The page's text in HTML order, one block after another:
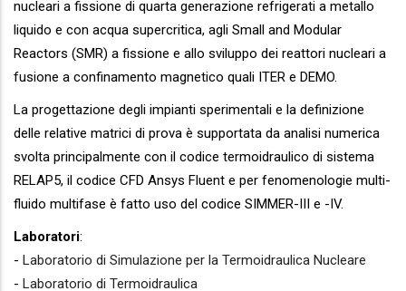
nucleari a fissione di quarta generazione refrigerati a metallo
liquido e con acqua supercritica, agli Small and Modular
Reactors (SMR) a fissione e allo sviluppo dei reattori nucleari a
fusione a confinamento magnetico quali ITER e DEMO.
La progettazione degli impianti sperimentali e la definizione
delle relative matrici di prova è supportata da analisi numerica
svolta principalmente con il codice termoidraulico di sistema
RELAP5, il codice CFD Ansys Fluent e per fenomenologie multi-
fluido multifase è fatto uso del codice SIMMER-III e -IV.
Laboratori:
- Laboratorio di Simulazione per la Termoidraulica Nucleare
- Laboratorio di Termoidraulica